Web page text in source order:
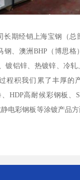
长期经销上海宝钢（
钢、澳洲BHP（博思格
镀铝锌、热镀锌、冷
程积我们累了丰厚的
HDP高耐候彩钢板、
电彩钢板等涂镀产品